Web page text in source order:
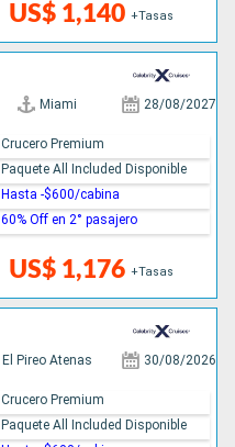
US$ 1,140 +Tasas
Miami 28/08/2027
US$ 1,176 +Tasas
Crucero Premium
Paquete All Included Disponible
Hasta -$600/cabina
60% Off en 2° pasajero
El Pireo Atenas 30/08/2026
Crucero Premium
Paquete All Included Disponible